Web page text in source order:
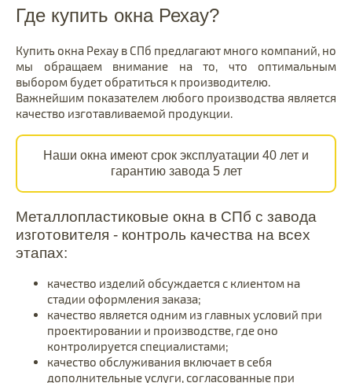
Где купить окна Рехау?
Купить окна Рехау в СПб предлагают много компаний, но
мы обращаем внимание на то, что оптимальным
выбором будет обратиться к производителю.
Важнейшим показателем любого производства является
качество изготавливаемой продукции.
Наши окна имеют срок эксплуатации 40 лет и
гарантию завода 5 лет
Металлопластиковые окна в СПб с завода
изготовителя - контроль качества на всех
этапах:
качество изделий обсуждается с клиентом на
стадии оформления заказа;
качество является одним из главных условий при
проектировании и производстве, где оно
контролируется специалистами;
качество обслуживания включает в себя
дополнительные услуги, согласованные при